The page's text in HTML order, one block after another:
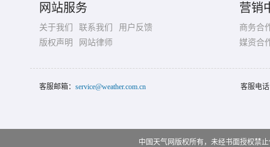
网站服务
关于我们 联系我们
用户反馈
版权声明
网站律师
营销
商务合
媒资合
客服邮箱： service@weather.com.cn 客服电
中国天气网版权所有，未经书面授权